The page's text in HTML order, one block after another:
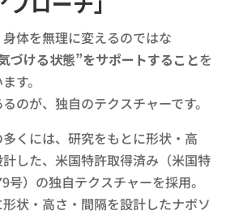
体を無理に変えるのではな
づける状態”をサポートすることを
す。
のが、独自のテクスチャーです。
くには、研究をもとに形状・高
した、米国特許取得済み（米国特
号）の独自テクスチャーを採用。
状・高さ・間隔を設計したナボソ